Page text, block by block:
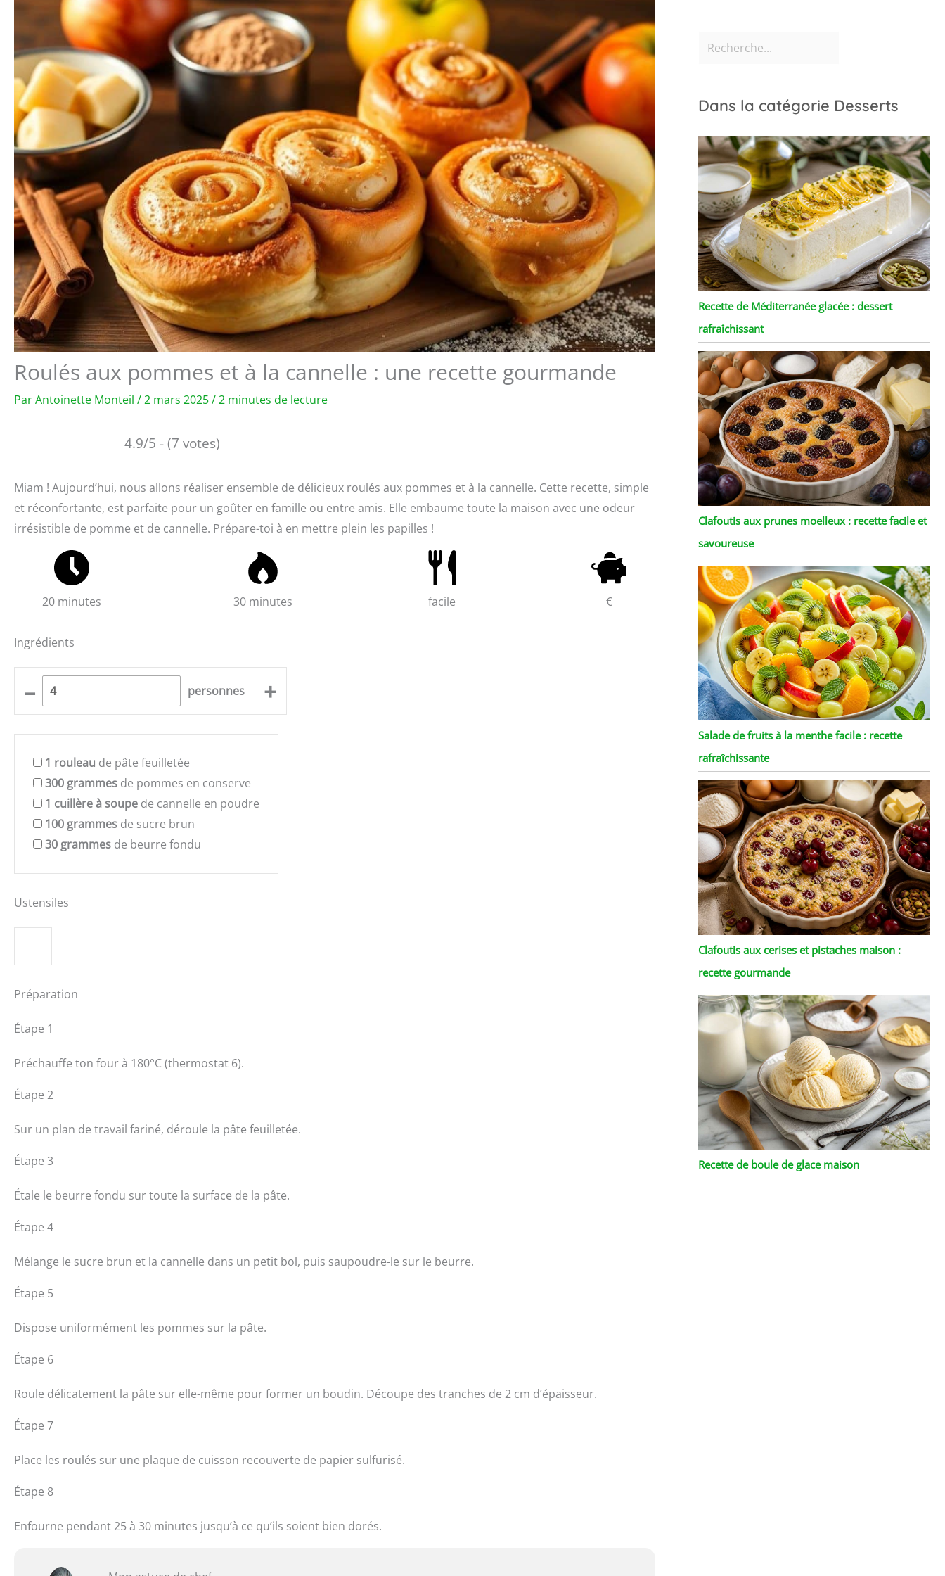
Roulés aux pommes et à la cannelle : une recette gourmande
ParAntoinette Monteil /2 mars 2025/2 minutes de lecture
4.9/5 - (7 votes)
Miam ! Aujourd’hui, nous allons réaliser ensemble de délicieux roulés aux pommes et à la cannelle. Cette recette, simple
et réconfortante, est parfaite pour un goûter en famille ou entre amis. Elle embaume toute la maison avec une odeur
irrésistible de pomme et de cannelle. Prépare-toi à en mettre plein les papilles !
20 minutes 30 minutes facile €
Ingrédients
– personnes +
1 rouleau de pâte feuilletée
300 grammes de pommes en conserve
1 cuillère à soupe de cannelle en poudre
100 grammes de sucre brun
30 grammes de beurre fondu
Ustensiles
Préparation
Étape 1
Préchauffe ton four à 180°C (thermostat 6).
Étape 2
Sur un plan de travail fariné, déroule la pâte feuilletée.
Étape 3
Étale le beurre fondu sur toute la surface de la pâte.
Étape 4
Mélange le sucre brun et la cannelle dans un petit bol, puis saupoudre-le sur le beurre.
Étape 5
Dispose uniformément les pommes sur la pâte.
Étape 6
Roule délicatement la pâte sur elle-même pour former un boudin. Découpe des tranches de 2 cm d’épaisseur.
Étape 7
Place les roulés sur une plaque de cuisson recouverte de papier sulfurisé.
Étape 8
Enfourne pendant 25 à 30 minutes jusqu’à ce qu’ils soient bien dorés.
Dans la catégorie Desserts
Recette de Méditerranée glacée : dessert
rafraîchissant
Clafoutis aux prunes moelleux : recette facile et
savoureuse
Salade de fruits à la menthe facile : recette
rafraîchissante
Clafoutis aux cerises et pistaches maison :
recette gourmande
Recette de boule de glace maison